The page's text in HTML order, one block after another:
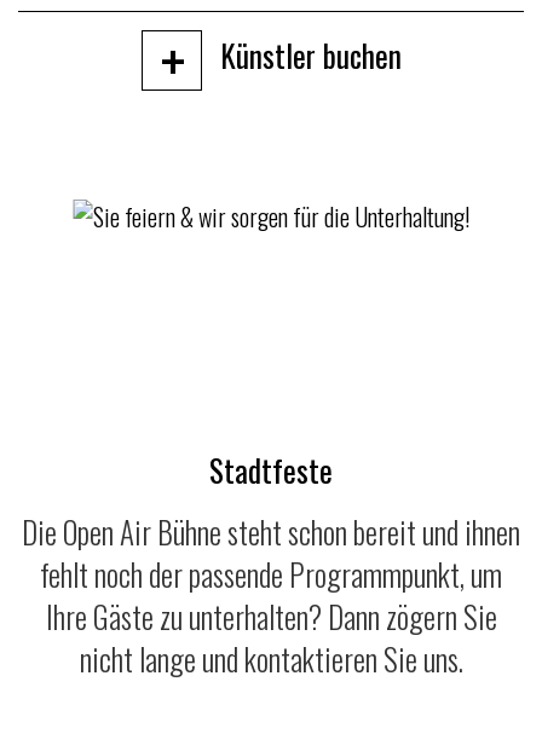
+ Künstler buchen
Stadtfeste
Die Open Air Bühne steht schon bereit und ihnen
fehlt noch der passende Programmpunkt, um
Ihre Gäste zu unterhalten? Dann zögern Sie
nicht lange und kontaktieren Sie uns.